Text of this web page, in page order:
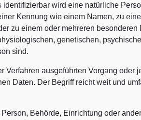
identifizierbar wird eine natürliche
Kennung wie einem Namen, zu
zu einem oder mehreren besonderen
genetischen,
sind.
Verfahren ausgeführten Vorgang oder
Daten. Der Begriff reicht weit und
Behörde, Einrichtung oder